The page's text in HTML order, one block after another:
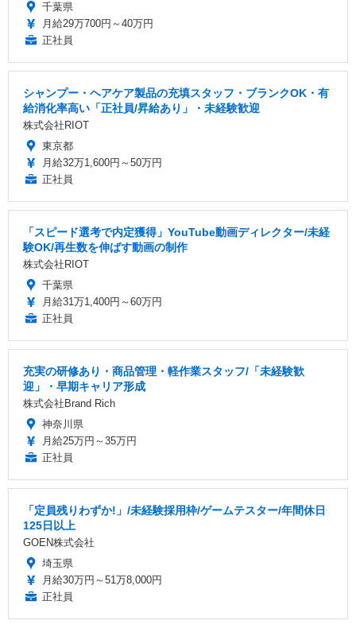
千葉県
月給29万700円～40万円
正社員
シャンプー・ヘアケア製品の充填スタッフ・ブランクOK・有
給消化率高い「正社員/昇給あり」・未経験歓迎
株式会社RIOT
東京都
月給32万1,600円～50万円
正社員
「スピード選考で内定獲得」YouTube動画ディレクター/未経
験OK/再生数を伸ばす動画の制作
株式会社RIOT
千葉県
月給31万1,400円～60万円
正社員
充実の研修あり・商品管理・軽作業スタッフ/「未経験歓
迎」・早期キャリア形成
株式会社Brand Rich
神奈川県
月給25万円～35万円
正社員
「定員残りわずか!」/未経験採用枠/ゲームテスター/年間休日
125日以上
GOEN株式会社
埼玉県
月給30万円～51万8,000円
正社員